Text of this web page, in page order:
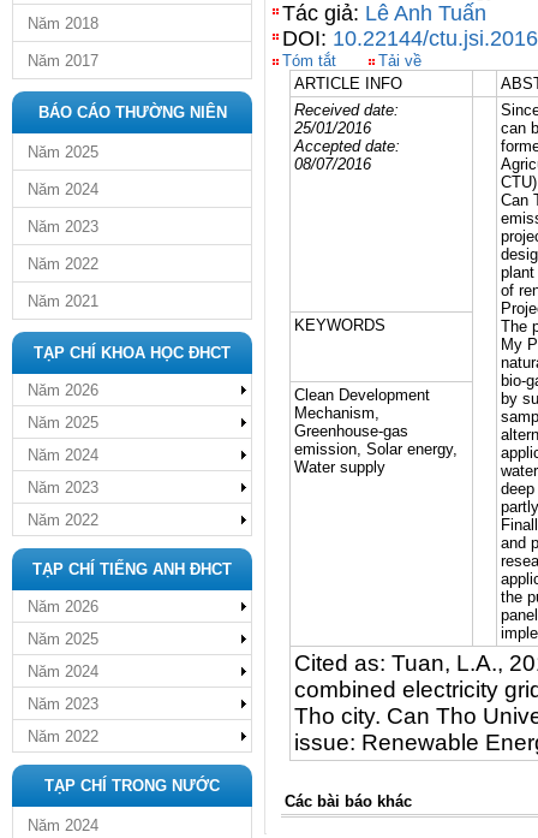
Năm 2018
Năm 2017
BÁO CÁO THƯỜNG NIÊN
Năm 2025
Năm 2024
Năm 2023
Năm 2022
Năm 2021
TẠP CHÍ KHOA HỌC ĐHCT
Năm 2026
Năm 2025
Năm 2024
Năm 2023
Năm 2022
TẠP CHÍ TIẾNG ANH ĐHCT
Năm 2026
Năm 2025
Năm 2024
Năm 2023
Năm 2022
TẠP CHÍ TRONG NƯỚC
Năm 2024
Tác giả: Lê Anh Tuấn
DOI: 10.22144/
Tóm tắt
Tải về
ARTICLE INFO
Received date:
25/01/2016
Accepted date:
08/07/2016
can
Can
plant
of
The
My
bio-
by
and
the
KEYWORDS
Clean Development
Mechanism,
Greenhouse-gas
emission, Solar energy,
Water supply
Cited as: Tuan, L.A.,
combined electricity
Tho city. Can Tho
issue: Renewable
Các bài báo khác